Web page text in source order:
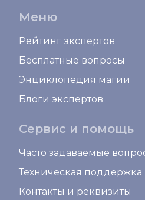
Меню
Рейтинг экспертов
Бесплатные вопросы
Энциклопедия магии
Блоги экспертов
Сервис и помощь
Часто задаваемые
Техническая поддержка
Контакты и реквизиты